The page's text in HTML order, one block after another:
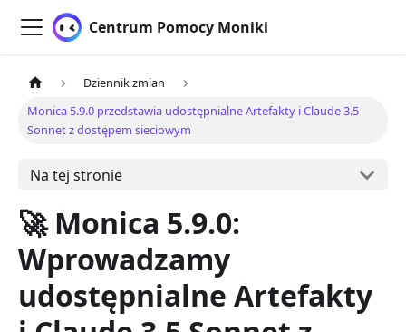
Centrum Pomocy Moniki
Dziennik zmian
Monica 5.9.0 przedstawia udostępnialne Artefakty i Claude 3.5
Sonnet z dostępem sieciowym
Na tej stronie
🚀 Monica 5.9.0:
Wprowadzamy
udostępnialne Artefakty